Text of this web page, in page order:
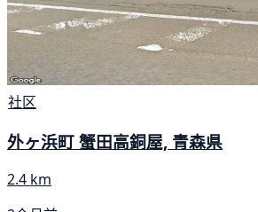
社区
外ヶ浜町 蟹田高銅屋, 青森県
2.4 km